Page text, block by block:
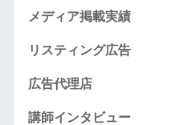
メディア掲載実績
リスティング広告
広告代理店
講師インタビュー